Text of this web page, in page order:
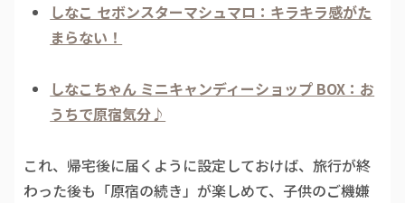
しなこ セボンスターマシュマロ：キラキラ感がた
まらない！
しなこちゃん ミニキャンディーショップ BOX：お
うちで原宿気分♪
これ、帰宅後に届くように設定しておけば、旅行が終
わった後も「原宿の続き」が楽しめて、子供のご機嫌